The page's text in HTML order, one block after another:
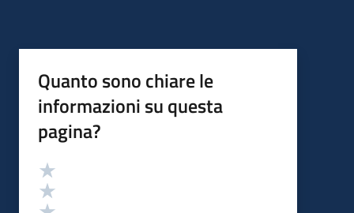
Quanto sono chiare le
informazioni su questa
pagina?
Valutazione